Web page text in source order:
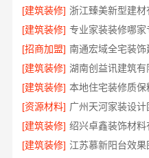
[建筑装修]
[建筑装修]
[招商加盟]
[建筑装修]
[建筑装修]
[资源材料]
[建筑装修]
[建筑装修] 江苏慕新阳台效